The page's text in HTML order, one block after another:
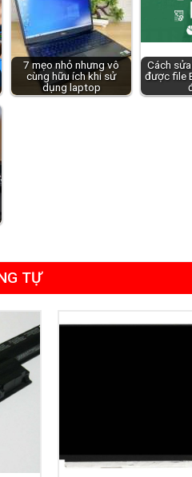
7 mẹo nhỏ nhưng vô
cùng hữu ích khi sử
dụng laptop
Cách
được file
TỰ